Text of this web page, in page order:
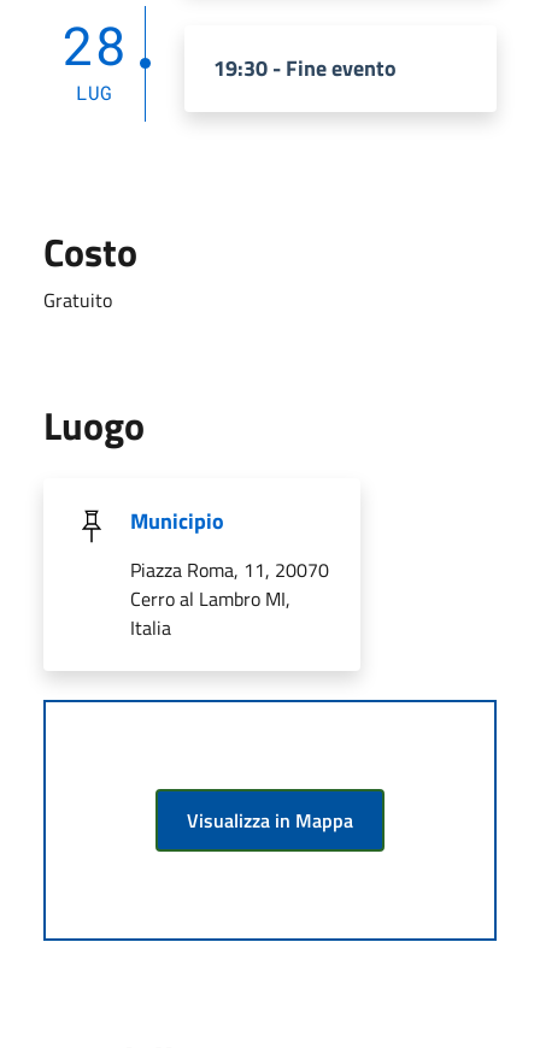
28
LUG
19:30 - Fine evento
Costo
Gratuito
Luogo
Municipio
Piazza Roma, 11, 20070
Cerro al Lambro MI,
Italia
Visualizza in Mappa